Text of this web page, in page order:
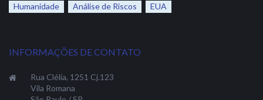
Humanidade
Análise de Riscos EUA
INFORMAÇÕES DE CONTATO
Rua Clélia, 1251 Cj.123
Vila Romana